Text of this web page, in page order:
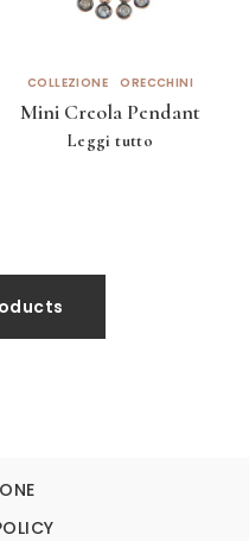
COLLEZIONE ORECCHINI
Mini Creola Pendant
Leggi tutto